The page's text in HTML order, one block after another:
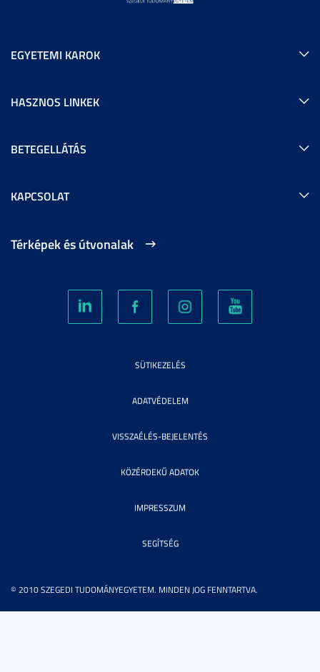
EGYETEMI KAROK
HASZNOS LINKEK
BETEGELLÁTÁS
KAPCSOLAT
Térképek és útvonalak
© 2010 SZEGEDI TUDOMÁNYEGYETEM. MINDEN JOG FENNTARTVA.
SÜTIKEZELÉS
ADATVÉDELEM
VISSZAÉLÉS-BEJELENTÉS
KÖZÉRDEKŰ ADATOK
IMPRESSZUM
SEGÍTSÉG